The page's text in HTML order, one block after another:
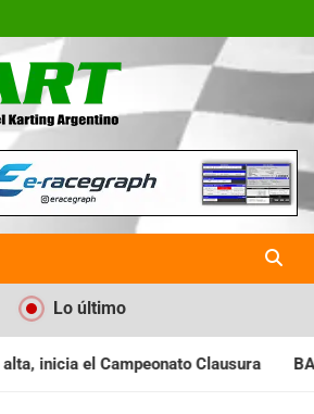
| La Revista
del Karting en
Lo último
BARILOCHENSE: Preparan una